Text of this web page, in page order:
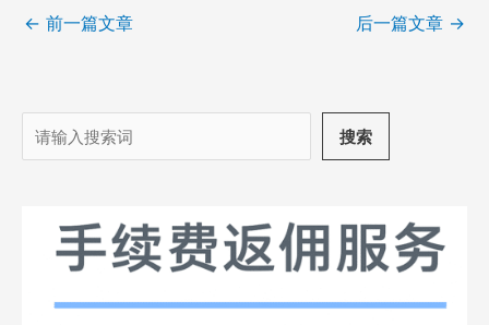
← 前一篇文章 后一篇文章 →
搜
索
搜索